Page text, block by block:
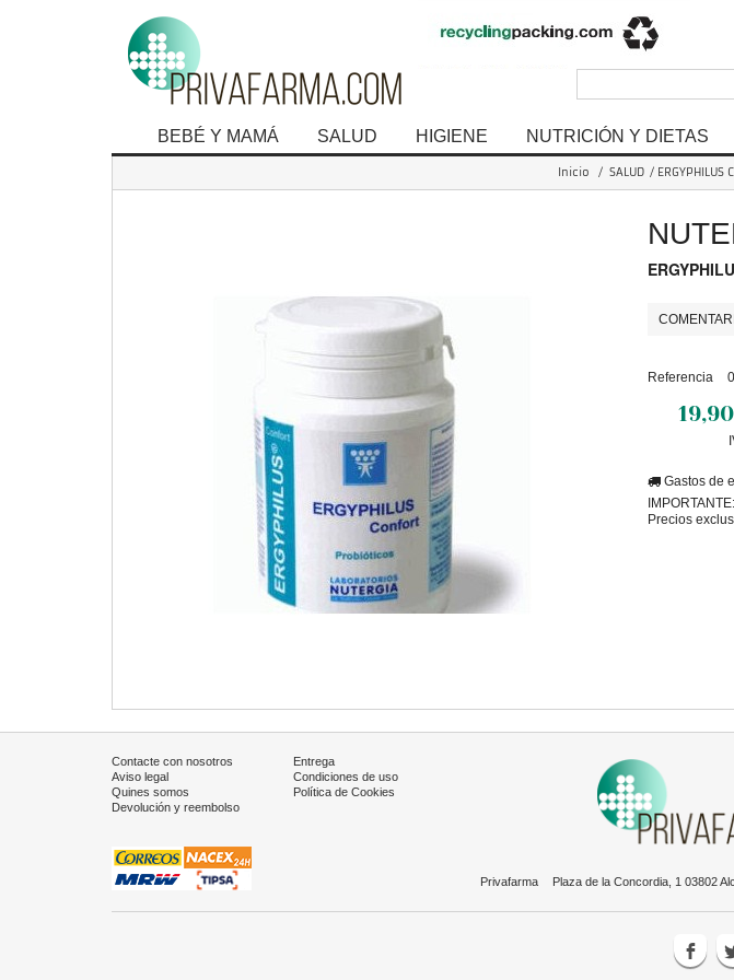
BEBÉ Y MAMÁ SALUD HIGIENE NUTRICIÓN Y DIETAS
Inicio / SALUD / ERGYPHILUS
Referencia
Gastos de
Precios
Contacte con nosotros
Entrega
Aviso legal
Condiciones de uso
Quines somos
Política de Cookies
Devolución y reembolso
Privafarma Plaza de la Concordia, 1 03802